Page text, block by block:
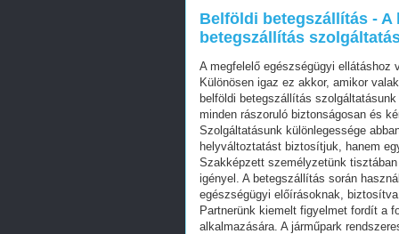
Belföldi betegszállítás -
betegszállítás
A megfelelő egészségügyi ellátáshoz
Különösen igaz ez akkor, amikor
belföldi betegszállítás
minden rászoruló biztonságosan és
Szolgáltatásunk különlegessége
helyváltoztatást biztosítjuk, hanem
Szakképzett személyzetünk
igényel. A betegszállítás során
egészségügyi előírásoknak,
Partnerünk kiemelt figyelmet fordít a
alkalmazására. A járműpark